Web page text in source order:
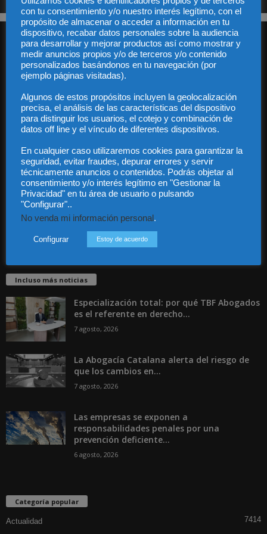
Audiencia y Publicidad
Quiénes somos
Legal
Contacto
Guía Colaboradores
info@diariojuridico.com
Incluso más noticias
Especialización total: por qué TBF Abogados
es el referente en derecho...
7 agosto, 2026
La Abogacía Catalana alerta del riesgo de
que los cambios en...
7 agosto, 2026
Las empresas se exponen a
responsabilidades penales por una
prevención deficiente...
6 agosto, 2026
Categoría popular
Actualidad
7414
con tu consentimiento y/o nuestro interés legítimo, con el
propósito de almacenar o acceder a información en tu
dispositivo, recabar datos personales sobre la audiencia
para desarrollar y mejorar productos así como mostrar y
medir anuncios propios y/o de terceros y/o contenido
personalizados basándonos en tu navegación (por
ejemplo páginas visitadas).
Algunos de estos propósitos incluyen la geolocalización
precisa, el análisis de las características del dispositivo
para distinguir los usuarios, el cotejo y combinación de
datos off line y el vínculo de diferentes dispositivos.
En cualquier caso utilizaremos cookies para garantizar la
seguridad, evitar fraudes, depurar errores y servir
técnicamente anuncios o contenidos. Podrás objetar al
consentimiento y/o interés legítimo en "Gestionar la
Privacidad" en tu área de usuario o pulsando
"Configurar"..
No venda mi información personal .
Configurar Estoy de acuerdo